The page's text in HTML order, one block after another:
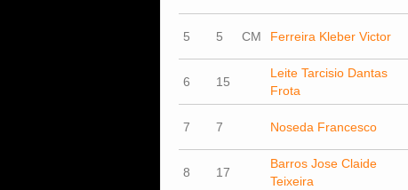
5 5 CM Ferreira Kleber Victor
6 15
Leite Tarcisio Dantas
Frota
7 7 Noseda Francesco
8 17
Barros Jose Claide
Teixeira